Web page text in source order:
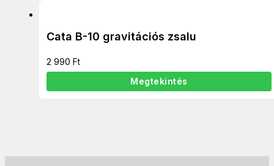
Cata B-10 gravitációs zsalu
2 990 Ft
Megtekintés